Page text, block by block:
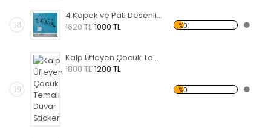
18
4 Köpek ve Pati Desenli Temalı Duvar Sticker
1620 TL 1080 TL %0
19
Kalp Üfleyen Çocuk Temalı Duvar Sticker
1800 TL 1200 TL
%0